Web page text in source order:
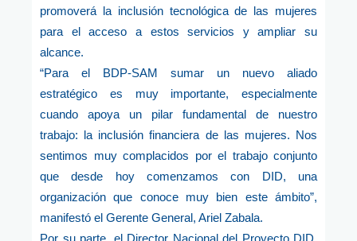
promoverá la inclusión tecnológica de las mujeres
para el acceso a estos servicios y ampliar su
alcance.
“Para el BDP-SAM sumar un nuevo aliado
estratégico es muy importante, especialmente
cuando apoya un pilar fundamental de nuestro
trabajo: la inclusión financiera de las mujeres. Nos
sentimos muy complacidos por el trabajo conjunto
que desde hoy comenzamos con DID, una
organización que conoce muy bien este ámbito”,
manifestó el Gerente General, Ariel Zabala.